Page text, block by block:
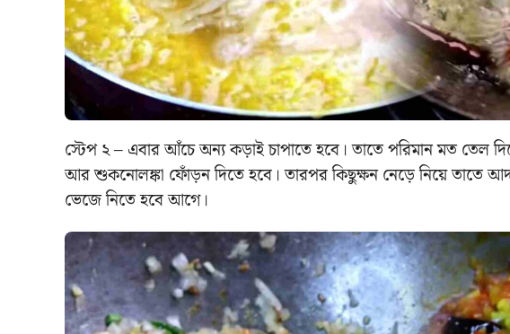
স্টেপ ২ – এবার আঁচে অন্য কড়াই চাপাতে হবে। তাতে পরিমান মত তেল
আর শুকনোলঙ্কা ফোঁড়ন দিতে হবে। তারপর কিছুক্ষন নেড়ে নিয়ে তাতে
ভেজে নিতে হবে আগে।